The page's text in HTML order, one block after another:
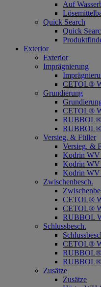
Auf
Quick Search
Quick
Exterior
Exterior
Imprägnierung
CETOL®
Grundierung
CETOL®
RUBBOL®
RUBBOL®
Versieg. & Füller
Versieg. &
Kodrin WV
Kodrin WV
Kodrin WV
Zwischenbesch.
CETOL®
CETOL®
RUBBOL
Schlussbesch.
CETOL®
RUBBOL®
RUBBOL®
Zusätze
Zusätze